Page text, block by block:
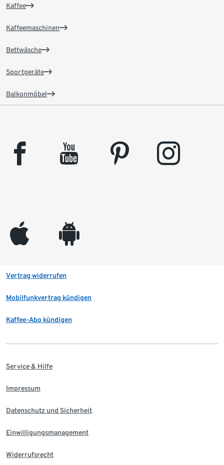
Kaffee
Kaffeemaschinen
Bettwäsche
Sportgeräte
Balkonmöbel
facebook youtube pinterest instagram
appleinc android
Vertrag widerrufen
Mobilfunkvertrag kündigen
Kaffee-Abo kündigen
Service & Hilfe
Impressum
Datenschutz und Sicherheit
Einwilligungsmanagement
Widerrufsrecht